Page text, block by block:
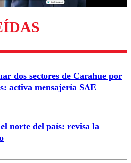
Enviar comentario
dos sectores de Carahue por
activa mensajería SAE
norte del país: revisa la